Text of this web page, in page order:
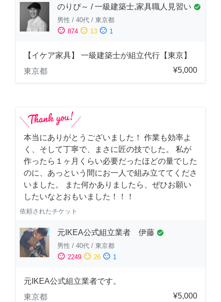
のりぴ～ / 一級建築士,家具職人見習い check_circle
男性 / 40代 / 東京都
sentiment_satisfied 874 sentiment_neutral 13 sentiment_dissatisfied 1
【イケア家具】 一級建築士が組立代行【東京】
東京都
¥5,000
本当にありがとうございました！ 作業も効率よ
く、そして丁寧で、まさに匠の技でした。 私が
作ったら１ヶ月くらい必要だったほどの量でした
のに、あっという間にお一人で組み立ててくださ
いました。 また何かありましたら、ぜひお願い
したいなとおもいました！！！
依頼されたチケット
元IKEA公式組立業者 伊藤 check_circle
男性 / 40代 / 東京都
sentiment_satisfied 2249 sentiment_neutral 26 sentiment_dissatisfied 1
元IKEA公式組立業者です。
東京都
¥5,000